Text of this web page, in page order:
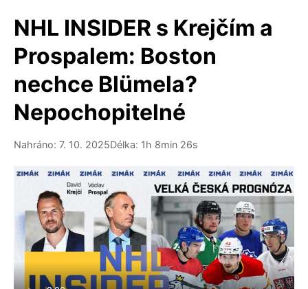
NHL INSIDER s Krejčím a
Prospalem: Boston
nechce Blümela?
Nepochopitelné
Nahráno: 7. 10. 2025Délka: 1h 8min 26s